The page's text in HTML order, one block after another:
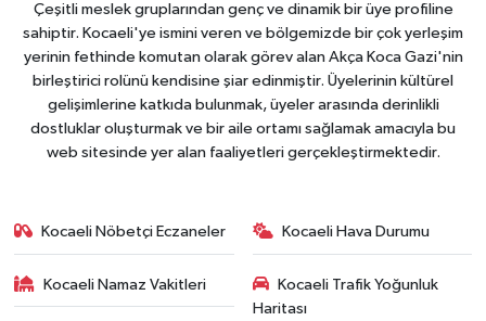
Çeşitli meslek gruplarından genç ve dinamik bir üye profiline
sahiptir. Kocaeli'ye ismini veren ve bölgemizde bir çok yerleşim
yerinin fethinde komutan olarak görev alan Akça Koca Gazi'nin
birleştirici rolünü kendisine şiar edinmiştir. Üyelerinin kültürel
gelişimlerine katkıda bulunmak, üyeler arasında derinlikli
dostluklar oluşturmak ve bir aile ortamı sağlamak amacıyla bu
web sitesinde yer alan faaliyetleri gerçekleştirmektedir.
Kocaeli Nöbetçi Eczaneler Kocaeli Hava Durumu
Kocaeli Namaz Vakitleri
Kocaeli Trafik Yoğunluk
Haritası